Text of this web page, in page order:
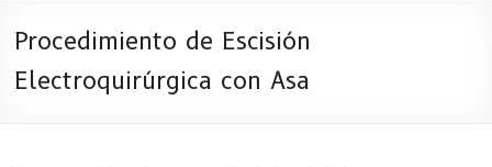
Procedimiento de Escisión
Electroquirúrgica con Asa